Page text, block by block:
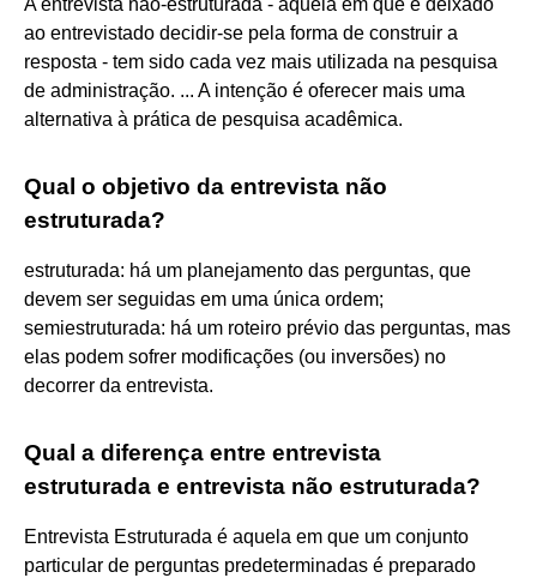
ao entrevistado decidir-se pela forma de construir a
resposta - tem sido cada vez mais utilizada na pesquisa
de administração. ... A intenção é oferecer mais uma
alternativa à prática de pesquisa acadêmica.
Qual o objetivo da entrevista não
estruturada?
estruturada: há um planejamento das perguntas, que
devem ser seguidas em uma única ordem;
semiestruturada: há um roteiro prévio das perguntas, mas
elas podem sofrer modificações (ou inversões) no
decorrer da entrevista.
Qual a diferença entre entrevista
estruturada e entrevista não estruturada?
Entrevista Estruturada é aquela em que um conjunto
particular de perguntas predeterminadas é preparado